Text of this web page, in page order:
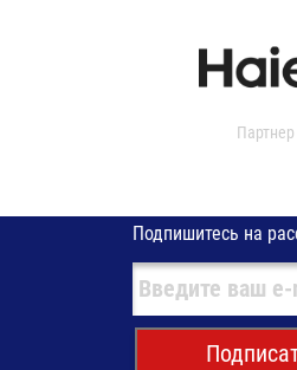
Партнер
Подпишитесь на